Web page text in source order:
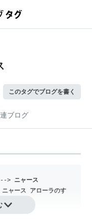
このタグでブログを書く
ブログ
> ニャース
ニャース アローラのす